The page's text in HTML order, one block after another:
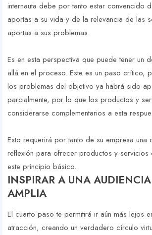
internauta debe por tanto estar convencido
aportas a su vida y de la relevancia de las
aportas a sus problemas.
Es en esta perspectiva que puede tener un
allá en el proceso. Este es un paso crítico,
los problemas del objetivo ya habrá sido
parcialmente, por lo que los productos y
considerarse complementarios a esta
Esto requerirá por tanto de su empresa una
reflexión para ofrecer productos y
este principio básico.
INSPIRAR A UNA
AMPLIA
El cuarto paso te permitirá ir aún más lejos
atracción, creando un verdadero círculo